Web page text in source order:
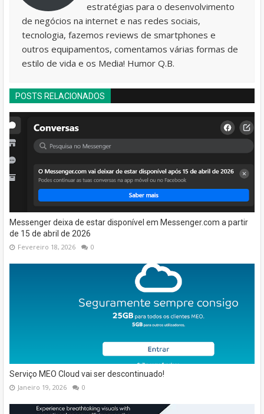
estratégias para o desenvolvimento
de negócios na internet e nas redes sociais,
tecnologia, fazemos reviews de smartphones e
outros equipamentos, comentamos várias formas de
estilo de vida e os Media! Humor Q.B.
POSTS RELACIONADOS
Messenger deixa de estar disponível em Messenger.com a partir
de 15 de abril de 2026
Fevereiro 18, 2026 0
Serviço MEO Cloud vai ser descontinuado!
Janeiro 19, 2026 0